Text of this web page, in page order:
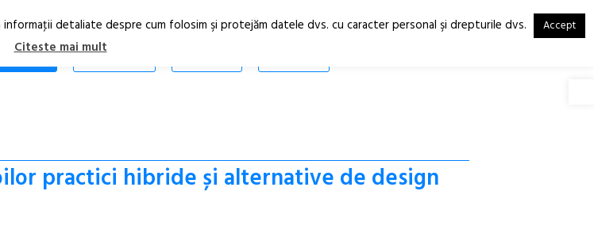
RO
EN
STIRI
practici hibride și alternative de design
detaliate despre cum folosim şi protejăm datele dvs. cu caracter personal şi drepturile dvs. Accept
Citeste mai mult